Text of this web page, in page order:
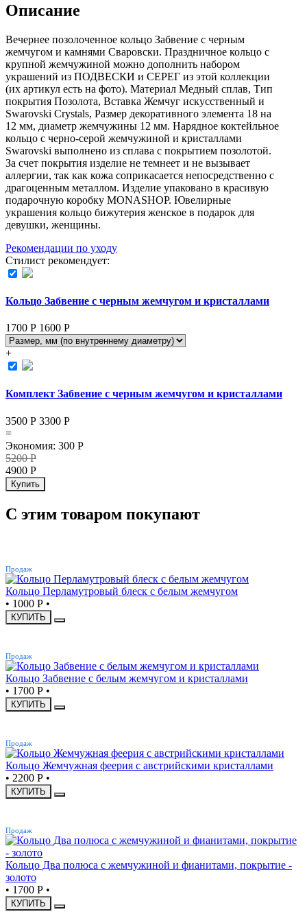
Описание
Вечернее позолоченное кольцо Забвение с черным
жемчугом и камнями Сваровски. Праздничное кольцо с
крупной жемчужиной можно дополнить набором
украшений из ПОДВЕСКИ и СЕРЕГ из этой коллекции
(их aртикул есть на фoто). Материал Медный сплав, Тип
покрытия Позолота, Вставка Жемчуг искусственный и
Swarovski Crystals, Размер декоративного элемента 18 на
12 мм, диаметр жемчужины 12 мм. Нарядное коктейльное
кольцо с черно-серой жемчужиной и кристаллами
Swarovski выполнено из сплава с покрытием позолотой.
За счет покрытия изделие не темнеет и не вызывает
аллергии, так как кожа соприкасается непосредственно с
драгоценным металлом. Изделие упаковано в красивую
подарочную коробку MONASHOP. Ювелирные
украшения кольцо бижутерия женское в подарок для
девушки, женщины.
Рекомендации по уходу
Стилист рекомендует:
Кольцо Забвение с черным жемчугом и кристаллами
1700 Р 1600 Р
+
Комплект Забвение с черным жемчугом и кристаллами
3500 Р 3300 Р
=
Экономия: 300 Р
5200Р
4900 Р
Купить
С этим товаром покупают
Продаж
Кольцо Перламутровый блеск с белым жемчугом
• 1000 Р •
КУПИТЬ
Продаж
Кольцо Забвение с белым жемчугом и кристаллами
• 1700 Р •
КУПИТЬ
Продаж
Кольцо Жемчужная феерия с австрийскими кристаллами
• 2200 Р •
КУПИТЬ
Продаж
Кольцо Два полюса с жемчужиной и фианитами, покрытие -
золото
• 1700 Р •
КУПИТЬ